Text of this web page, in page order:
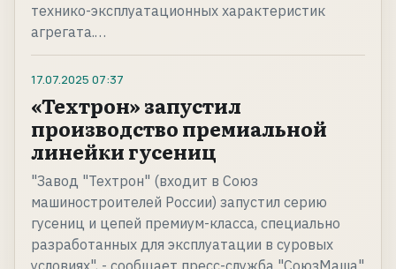
технико-эксплуатационных характеристик
агрегата.…
17.07.2025 07:37
«Техтрон» запустил
производство премиальной
линейки гусениц
"Завод "Техтрон" (входит в Союз
машиностроителей России) запустил серию
гусениц и цепей премиум-класса, специально
разработанных для эксплуатации в суровых